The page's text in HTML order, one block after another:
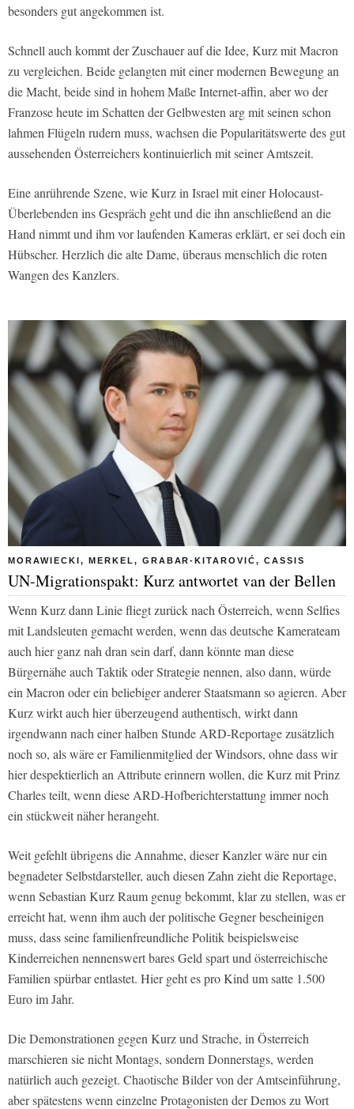
besonders gut angekommen ist.
Schnell auch kommt der Zuschauer auf die Idee, Kurz mit Macron
zu vergleichen. Beide gelangten mit einer modernen Bewegung an
die Macht, beide sind in hohem Maße Internet-affin, aber wo der
Franzose heute im Schatten der Gelbwesten arg mit seinen schon
lahmen Flügeln rudern muss, wachsen die Popularitätswerte des gut
aussehenden Österreichers kontinuierlich mit seiner Amtszeit.
Eine anrührende Szene, wie Kurz in Israel mit einer Holocaust-
Überlebenden ins Gespräch geht und die ihn anschließend an die
Hand nimmt und ihm vor laufenden Kameras erklärt, er sei doch ein
Hübscher. Herzlich die alte Dame, überaus menschlich die roten
Wangen des Kanzlers.
MORAWIECKI, MERKEL, GRABAR-KITAROVIĆ, CASSIS
UN-Migrationspakt: Kurz antwortet van der Bellen
Wenn Kurz dann Linie fliegt zurück nach Österreich, wenn Selfies
mit Landsleuten gemacht werden, wenn das deutsche Kamerateam
auch hier ganz nah dran sein darf, dann könnte man diese
Bürgernähe auch Taktik oder Strategie nennen, also dann, würde
ein Macron oder ein beliebiger anderer Staatsmann so agieren. Aber
Kurz wirkt auch hier überzeugend authentisch, wirkt dann
irgendwann nach einer halben Stunde ARD-Reportage zusätzlich
noch so, als wäre er Familienmitglied der Windsors, ohne dass wir
hier despektierlich an Attribute erinnern wollen, die Kurz mit Prinz
Charles teilt, wenn diese ARD-Hofberichterstattung immer noch
ein stückweit näher herangeht.
Weit gefehlt übrigens die Annahme, dieser Kanzler wäre nur ein
begnadeter Selbstdarsteller, auch diesen Zahn zieht die Reportage,
wenn Sebastian Kurz Raum genug bekommt, klar zu stellen, was er
erreicht hat, wenn ihm auch der politische Gegner bescheinigen
muss, dass seine familienfreundliche Politik beispielsweise
Kinderreichen nennenswert bares Geld spart und österreichische
Familien spürbar entlastet. Hier geht es pro Kind um satte 1.500
Euro im Jahr.
Die Demonstrationen gegen Kurz und Strache, in Österreich
marschieren sie nicht Montags, sondern Donnerstags, werden
natürlich auch gezeigt. Chaotische Bilder von der Amtseinführung,
aber spätestens wenn einzelne Protagonisten der Demos zu Wort